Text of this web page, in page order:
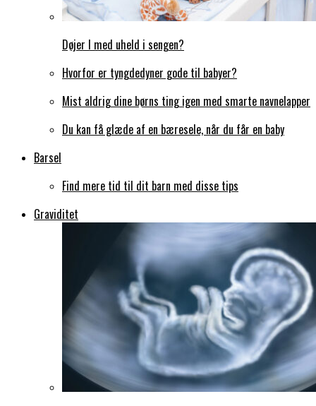
Døjer I med uheld i sengen?
Hvorfor er tyngdedyner gode til babyer?
Mist aldrig dine børns ting igen med smarte navnelapper
Du kan få glæde af en bæresele, når du får en baby
Barsel
Find mere tid til dit barn med disse tips
Graviditet